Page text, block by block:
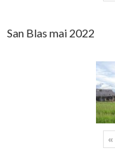
San Blas mai 2022
«